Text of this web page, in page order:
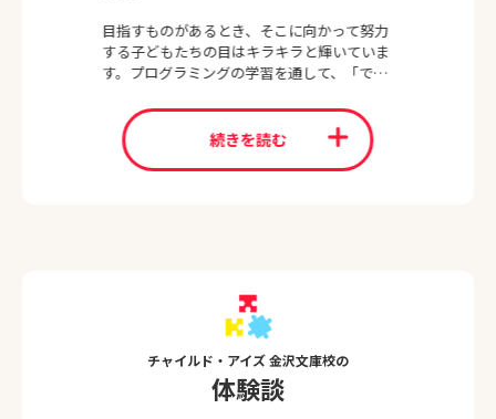
目指すものがあるとき、そこに向かって努力
する子どもたちの目はキラキラと輝いていま
す。プログラミングの学習を通して、「でき
ちを応援し、子どもたちの目の輝きを大切に
したいと思っています。
続きを読む
チャイルド・アイズ 金沢文庫校の
体験談